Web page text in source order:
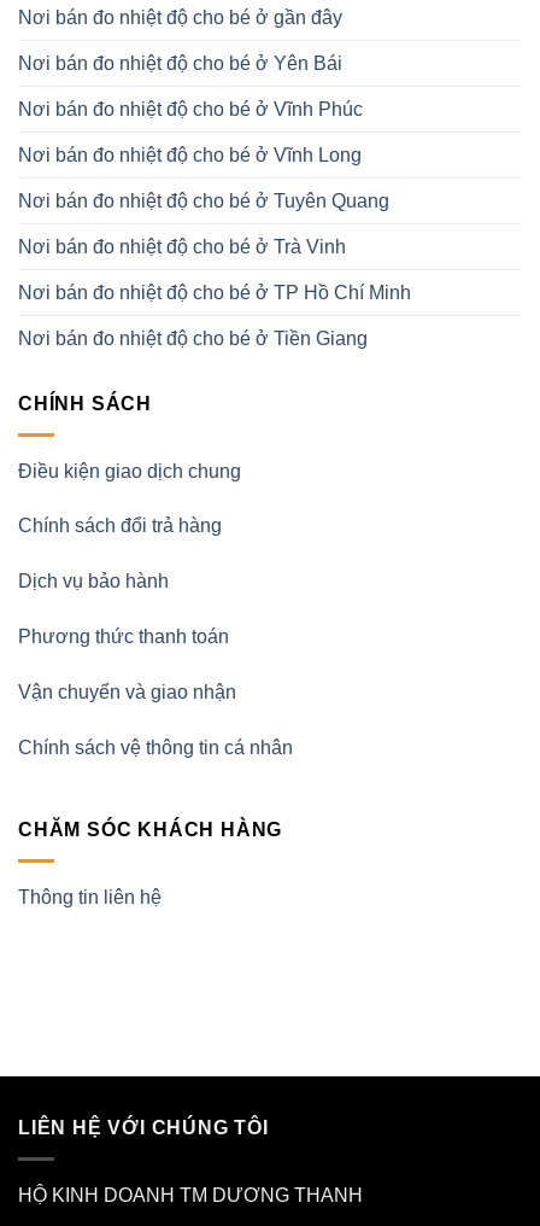
Nơi bán đo nhiệt độ cho bé ở gần đây
Nơi bán đo nhiệt độ cho bé ở Yên Bái
Nơi bán đo nhiệt độ cho bé ở Vĩnh Phúc
Nơi bán đo nhiệt độ cho bé ở Vĩnh Long
Nơi bán đo nhiệt độ cho bé ở Tuyên Quang
Nơi bán đo nhiệt độ cho bé ở Trà Vinh
Nơi bán đo nhiệt độ cho bé ở TP Hồ Chí Minh
Nơi bán đo nhiệt độ cho bé ở Tiền Giang
CHÍNH SÁCH
Điều kiện giao dịch chung
Chính sách đổi trả hàng
Dịch vụ bảo hành
Phương thức thanh toán
Vận chuyển và giao nhận
Chính sách vệ thông tin cá nhân
CHĂM SÓC KHÁCH HÀNG
Thông tin liên hệ
LIÊN HỆ VỚI CHÚNG TÔI
HỘ KINH DOANH TM DƯƠNG THANH